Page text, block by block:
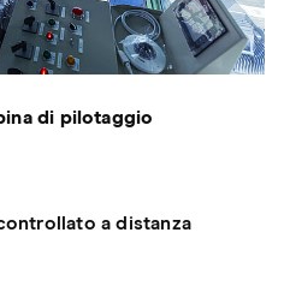
di pilotaggio
a distanza